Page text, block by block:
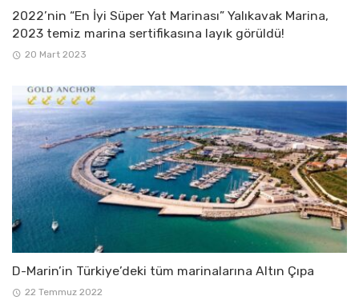
2022’nin “En İyi Süper Yat Marinası” Yalıkavak Marina,
2023 temiz marina sertifikasına layık görüldü!
20 Mart 2023
D-Marin’in Türkiye’deki tüm marinalarına Altın Çıpa
22 Temmuz 2022